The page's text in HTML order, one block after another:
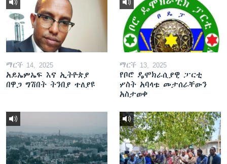
ማርች 14, 2025
አይኤምኤፍ እና ኢትዮጵያ
በዋጋ ግሽበት ትንበያ ተለያዩ
ማርች 13, 2025
የቦሮ ዴሞክራሲያዊ ፓርቲ
ሦስት አባላቱ መታሰራቸውን
አስታወቀ